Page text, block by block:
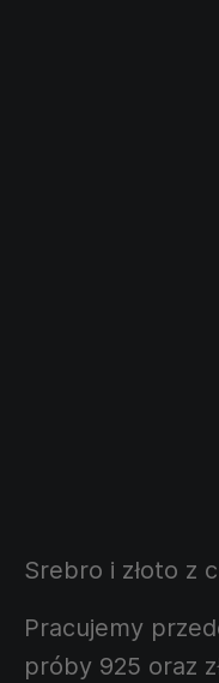
Srebro i złoto z
Pracujemy
próby 925 oraz